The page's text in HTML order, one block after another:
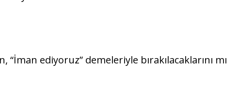
ediyoruz” demeleriyle bırakılacaklarını mı